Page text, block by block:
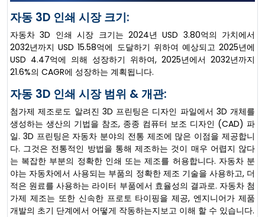
자동 3D 인쇄 시장 크기:
자동차 3D 인쇄 시장 크기는 2024년 USD 3.80억의 가치에서
2032년까지 USD 15.58억에 도달하기 위하여 예상되고 2025년에
USD 4.47억에 의해 성장하기 위하여, 2025년에서 2032년까지
21.6%의 CAGR에 성장하는 계획됩니다.
자동 3D 인쇄 시장 범위 & 개관:
첨가제 제조로도 알려진 3D 프린팅은 디자인 파일에서 3D 개체를
생성하는 생산의 기법을 참조, 종종 컴퓨터 보조 디자인 (CAD) 파
일. 3D 프린팅은 자동차 분야의 전통 제조에 많은 이점을 제공합니
다. 그것은 전통적인 방법을 통해 제조하는 것이 매우 어렵지 않다
는 복잡한 부분의 정확한 인쇄 또는 제조를 허용합니다. 자동차 분
야는 자동차에서 사용되는 부품의 정확한 제조 기술을 사용하고, 더
적은 원료를 사용하는 라이터 부품에서 효율성의 결과로. 자동차 첨
가제 제조는 또한 신속한 프로토 타이핑을 제공, 엔지니어가 제품
개발의 초기 단계에서 어떻게 작동하는지보고 이해 할 수 있습니다.